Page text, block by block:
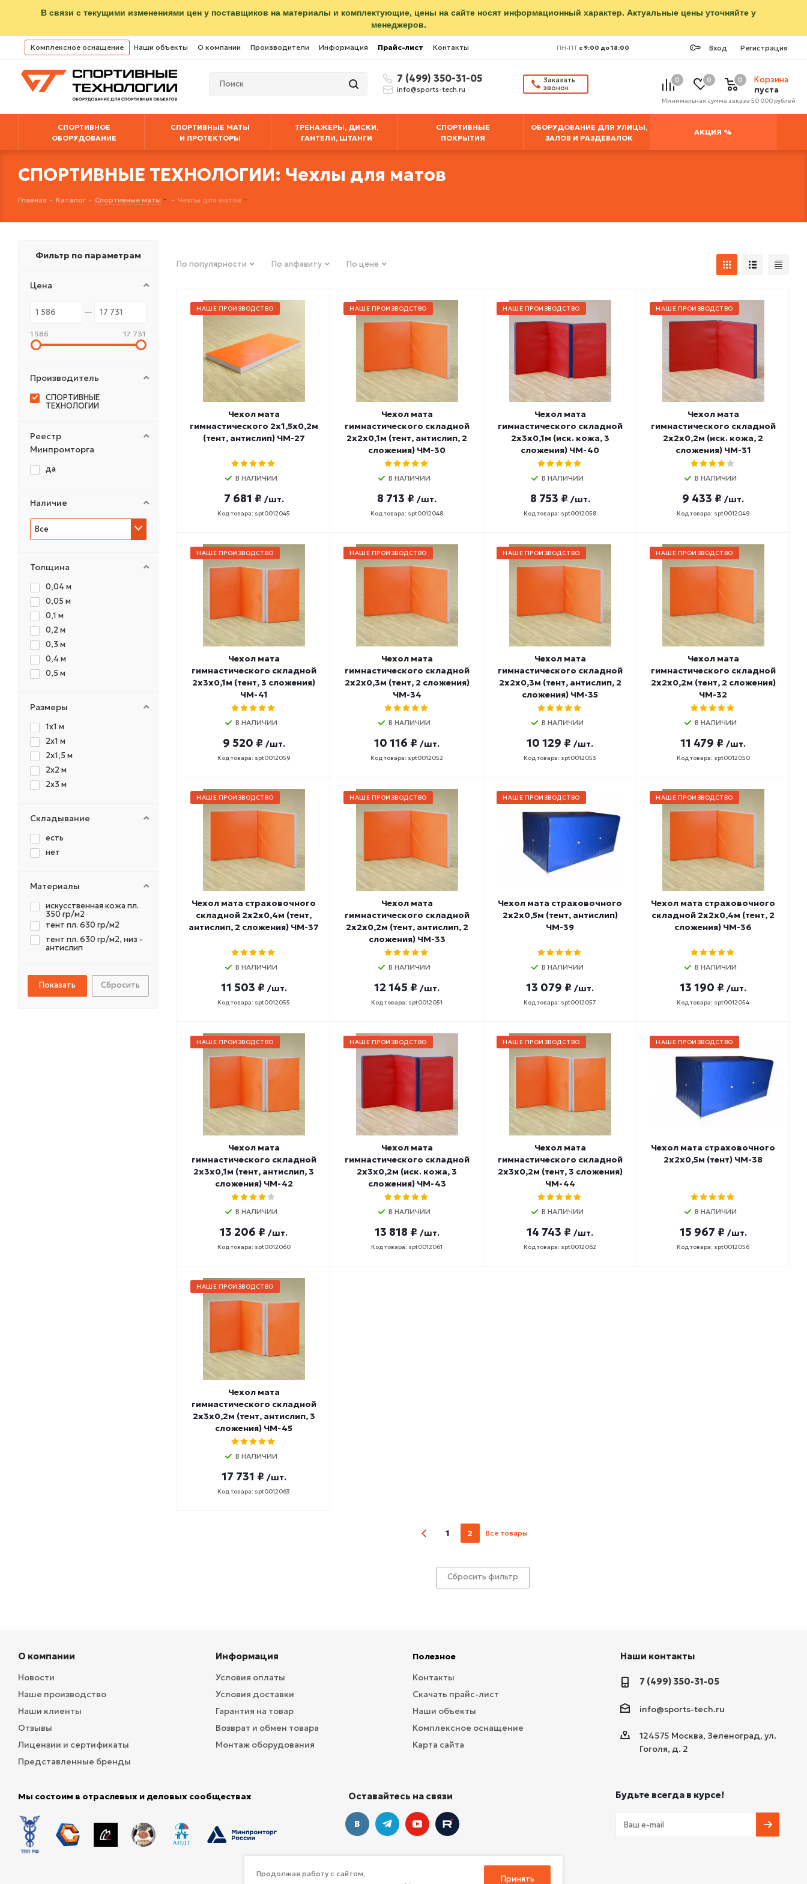
В связи с текущими изменениями цен у поставщиков на материалы и комплектующие, цены на сайте носят информационный характер. Актуальные цены уточняйте у
менеджеров.
Комплексное оснащение Наши объекты О компании Производители Информация Прайс-лист Контакты Вход Регистрация
ПН-ПТ с 9:00 до 18:00
7 (499) 350-31-05
info@sports-tech.ru
Заказать
звонок
0 0
Корзина
пуста
0
Минимальная сумма заказа 50 000 рублей
СПОРТИВНОЕ
ОБОРУДОВАНИЕ
СПОРТИВНЫЕ МАТЫ
И ПРОТЕКТОРЫ
ТРЕНАЖЕРЫ, ДИСКИ,
ГАНТЕЛИ, ШТАНГИ
СПОРТИВНЫЕ
ПОКРЫТИЯ
ОБОРУДОВАНИЕ ДЛЯ УЛИЦЫ,
ЗАЛОВ И РАЗДЕВАЛОК
АКЦИЯ %
СПОРТИВНЫЕ ТЕХНОЛОГИИ: Чехлы для матов
Главная - Каталог - Спортивные маты - Чехлы для матов
По популярности По алфавиту По цене
НАШЕ ПРОИЗВОДСТВО
Чехол мата
гимнастического 2х1,5х0,2м
(тент, антислип) ЧМ-27
В НАЛИЧИИ
7 681 ₽ /шт.
Код товара: spt0012045
НАШЕ ПРОИЗВОДСТВО
Чехол мата
гимнастического складной
2х2х0,1м (тент, антислип, 2
сложения) ЧМ-30
В НАЛИЧИИ
8 713 ₽ /шт.
Код товара: spt0012048
НАШЕ ПРОИЗВОДСТВО
Чехол мата
гимнастического складной
2х3х0,1м (иск. кожа, 3
сложения) ЧМ-40
В НАЛИЧИИ
8 753 ₽ /шт.
Код товара: spt0012058
НАШЕ ПРОИЗВОДСТВО
Чехол мата
гимнастического складной
2х2х0,2м (иск. кожа, 2
сложения) ЧМ-31
В НАЛИЧИИ
9 433 ₽ /шт.
Код товара: spt0012049
НАШЕ ПРОИЗВОДСТВО
Чехол мата
гимнастического складной
2х3х0,1м (тент, 3 сложения)
ЧМ-41
В НАЛИЧИИ
9 520 ₽ /шт.
Код товара: spt0012059
НАШЕ ПРОИЗВОДСТВО
Чехол мата
гимнастического складной
2х2х0,3м (тент, 2 сложения)
ЧМ-34
В НАЛИЧИИ
10 116 ₽ /шт.
Код товара: spt0012052
НАШЕ ПРОИЗВОДСТВО
Чехол мата
гимнастического складной
2х2х0,3м (тент, антислип, 2
сложения) ЧМ-35
В НАЛИЧИИ
10 129 ₽ /шт.
Код товара: spt0012053
НАШЕ ПРОИЗВОДСТВО
Чехол мата
гимнастического складной
2х2х0,2м (тент, 2 сложения)
ЧМ-32
В НАЛИЧИИ
11 479 ₽ /шт.
Код товара: spt0012050
НАШЕ ПРОИЗВОДСТВО
Чехол мата страховочного
складной 2х2х0,4м (тент,
антислип, 2 сложения) ЧМ-37
В НАЛИЧИИ
11 503 ₽ /шт.
Код товара: spt0012055
НАШЕ ПРОИЗВОДСТВО
Чехол мата
гимнастического складной
2х2х0,2м (тент, антислип, 2
сложения) ЧМ-33
В НАЛИЧИИ
12 145 ₽ /шт.
Код товара: spt0012051
НАШЕ ПРОИЗВОДСТВО
Чехол мата страховочного
2х2х0,5м (тент, антислип)
ЧМ-39
В НАЛИЧИИ
13 079 ₽ /шт.
Код товара: spt0012057
НАШЕ ПРОИЗВОДСТВО
Чехол мата страховочного
складной 2х2х0,4м (тент, 2
сложения) ЧМ-36
В НАЛИЧИИ
13 190 ₽ /шт.
Код товара: spt0012054
НАШЕ ПРОИЗВОДСТВО
Чехол мата
гимнастического складной
2х3х0,1м (тент, антислип, 3
сложения) ЧМ-42
В НАЛИЧИИ
13 206 ₽ /шт.
Код товара: spt0012060
НАШЕ ПРОИЗВОДСТВО
Чехол мата
гимнастического складной
2х3х0,2м (иск. кожа, 3
сложения) ЧМ-43
В НАЛИЧИИ
13 818 ₽ /шт.
Код товара: spt0012061
НАШЕ ПРОИЗВОДСТВО
Чехол мата
гимнастического складной
2х3х0,2м (тент, 3 сложения)
ЧМ-44
В НАЛИЧИИ
14 743 ₽ /шт.
Код товара: spt0012062
НАШЕ ПРОИЗВОДСТВО
Чехол мата страховочного
2х2х0,5м (тент) ЧМ-38
В НАЛИЧИИ
15 967 ₽ /шт.
Код товара: spt0012056
НАШЕ ПРОИЗВОДСТВО
Чехол мата
гимнастического складной
2х3х0,2м (тент, антислип, 3
сложения) ЧМ-45
В НАЛИЧИИ
17 731 ₽ /шт.
Код товара: spt0012063
1 2 Все товары
Сбросить фильтр
Фильтр по параметрам
Цена
1 586 17 731
Производитель
СПОРТИВНЫЕ
ТЕХНОЛОГИИ
Реестр
Минпромторга
да
Наличие
Все
Толщина
0,04 м
0,05 м
0,1 м
0,2 м
0,3 м
0,4 м
0,5 м
Размеры
1х1 м
2х1 м
2х1,5 м
2х2 м
2х3 м
Складывание
есть
нет
Материалы
искусственная кожа пл.
350 гр/м2
тент пл. 630 гр/м2
тент пл. 630 гр/м2, низ -
антислип
Сбросить
О компании
Новости
Наше производство
Наши клиенты
Отзывы
Лицензии и сертификаты
Представленные бренды
Информация
Условия оплаты
Условия доставки
Гарантия на товар
Возврат и обмен товара
Монтаж оборудования
Полезное
Контакты
Скачать прайс-лист
Наши объекты
Комплексное оснащение
Карта сайта
Наши контакты
7 (499) 350-31-05
info@sports-tech.ru
124575 Москва, Зеленоград, ул.
Гоголя, д. 2
Мы состоим в отраслевых и деловых сообществах Оставайтесь на связи Будьте всегда в курсе!
Продолжая работу с сайтом,
Принять